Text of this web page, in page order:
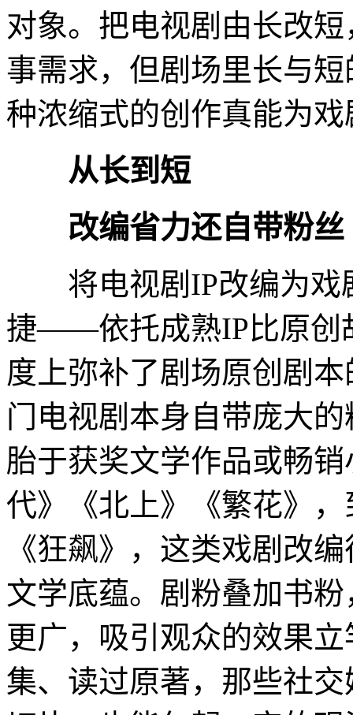
对象。把电视剧由长改
事需求，但剧场里长与
种浓缩式的创作真能为
从长到短
改编省力还自带粉丝
将电视剧IP改编为戏
捷——依托成熟IP比原创
度上弥补了剧场原创剧
门电视剧本身自带庞大
胎于获奖文学作品或畅
代》《北上》《繁花》
《狂飙》，这类戏剧改
文学底蕴。剧粉叠加书
更广，吸引观众的效果
集、读过原著，那些社